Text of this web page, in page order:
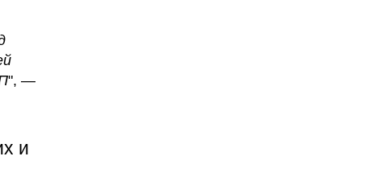
", —
и